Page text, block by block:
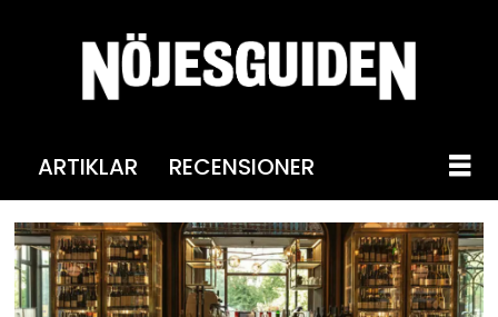
ARTIKLAR RECENSIONER